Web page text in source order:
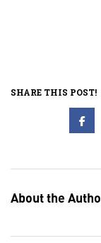
SHARE THIS POST!
About the